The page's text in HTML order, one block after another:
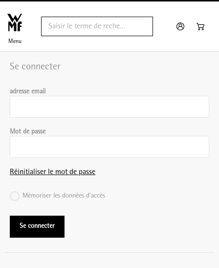
Menu
Se connecter
adresse email
Mot de passe
Réinitialiser le mot de passe
Mémoriser les données d'accès
Se connecter